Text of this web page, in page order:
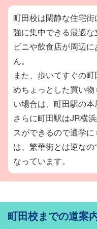
いきます！
町田校は閑静な住宅
強に集中できる最適
ビニや飲食店が周辺
ん。
また、歩いてすぐの
めちょっとした買い
い場合は、町田駅の本
さらに町田駅はJR横
スができるので通学
は、繁華街とは逆な
なっています。
町田校までの道案